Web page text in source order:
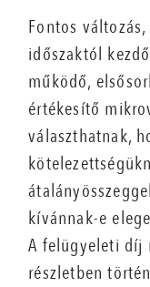
Fontos
időszaktól
működő,
értékesítő
választhatnak,
kívánnak-e
A felügyeleti díj
részletben